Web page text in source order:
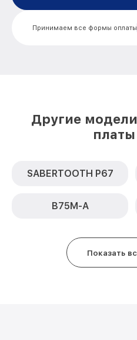
Принимаем все формы оплаты
Другие
SABERTOOTH P67
B75M-A
Показать